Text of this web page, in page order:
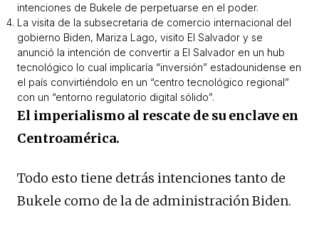
intenciones de Bukele de perpetuarse en el poder.
La visita de la subsecretaria de comercio internacional del
gobierno Biden, Mariza Lago, visito El Salvador y se
anunció la intención de convertir a El Salvador en un hub
tecnológico lo cual implicaría “inversión” estadounidense en
el país convirtiéndolo en un “centro tecnológico regional”
con un “entorno regulatorio digital sólido”.
El imperialismo al rescate de su enclave en
Centroamérica.
Todo esto tiene detrás intenciones tanto de
Bukele como de la de administración Biden.